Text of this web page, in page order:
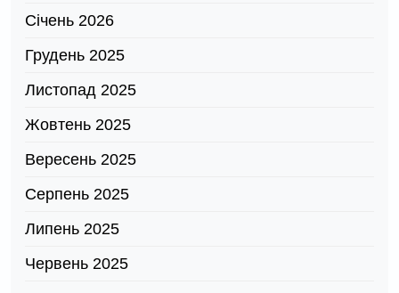
Січень 2026
Грудень 2025
Листопад 2025
Жовтень 2025
Вересень 2025
Серпень 2025
Липень 2025
Червень 2025